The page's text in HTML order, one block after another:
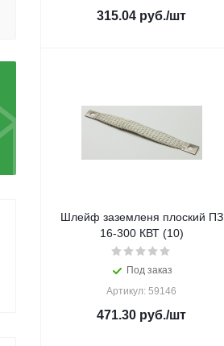
315.04 руб./шт
Шлейф заземленя плоский ПЗ
16-300 КВТ (10)
Под заказ
Артикул: 59146
471.30 руб./шт